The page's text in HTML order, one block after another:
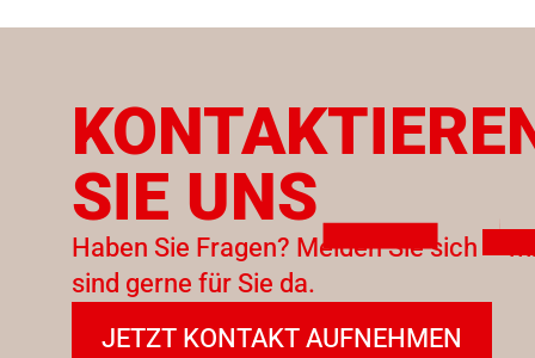
SIE UNS
Haben Sie Fragen? Melden Sie sich –
sind gerne für Sie da.
JETZT KONTAKT AUFNEHMEN